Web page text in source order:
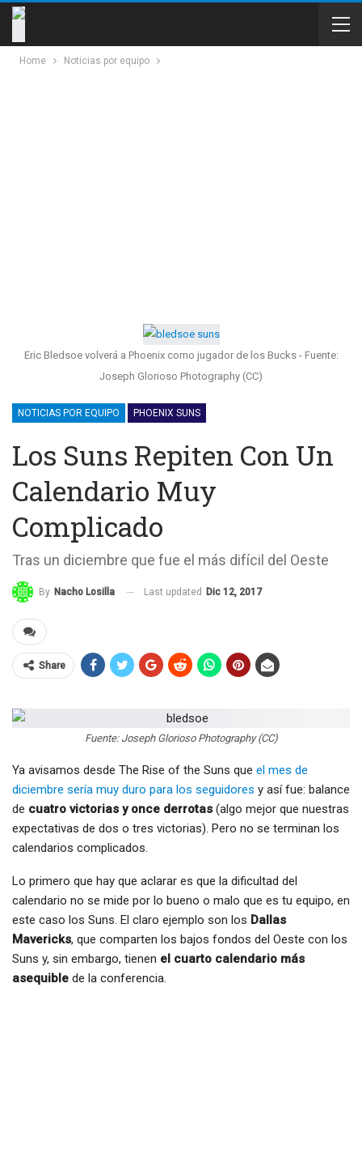
Home Noticias por equipo
Eric Bledsoe volverá a Phoenix como jugador de los Bucks - Fuente:
Joseph Glorioso Photography (CC)
NOTICIAS POR EQUIPO PHOENIX SUNS
Los Suns Repiten Con Un
Calendario Muy
Complicado
Tras un diciembre que fue el más difícil del Oeste
By Nacho Losilla Last updated Dic 12, 2017
Share
Fuente: Joseph Glorioso Photography (CC)
Ya avisamos desde The Rise of the Suns que el mes de
diciembre sería muy duro para los seguidores y así fue: balance
de cuatro victorias y once derrotas (algo mejor que nuestras
expectativas de dos o tres victorias). Pero no se terminan los
calendarios complicados.
Lo primero que hay que aclarar es que la dificultad del
calendario no se mide por lo bueno o malo que es tu equipo, en
este caso los Suns. El claro ejemplo son los Dallas
Mavericks, que comparten los bajos fondos del Oeste con los
Suns y, sin embargo, tienen el cuarto calendario más
asequible de la conferencia.